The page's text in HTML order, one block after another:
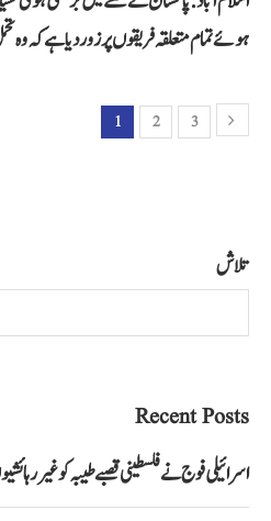
ہوئے تمام متعلقہ فریقوں پر زور دیا ہے کہ وہ
1 2 3
تلاش
Recent Posts
اسرائیلی فوج نے فلسطینی قصبے طیبہ کو غیر